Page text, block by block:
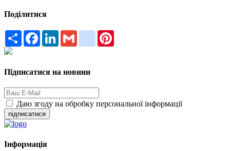
Поділитися
Поширити
FacebookLinkedInGmail google_bookmarks
Підписатися на новини
Даю згоду на обробку персональної інформації
підписатися
Інформація